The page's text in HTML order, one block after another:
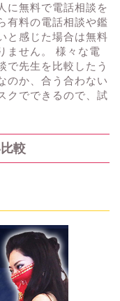
に無料で電話相談を
有料の電話相談や鑑
と感じた場合は無料
ません。 様々な電
で先生を比較したう
のか、合う合わない
クでできるので、試
較